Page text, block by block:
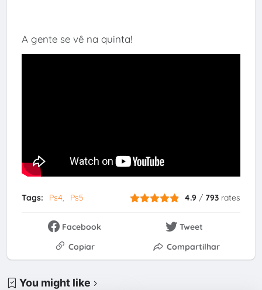
A gente se vê na quinta!
Tags: Ps4 Ps5 4.9 / 793 rates
Facebook
Tweet
Copiar
Compartilhar
You might like